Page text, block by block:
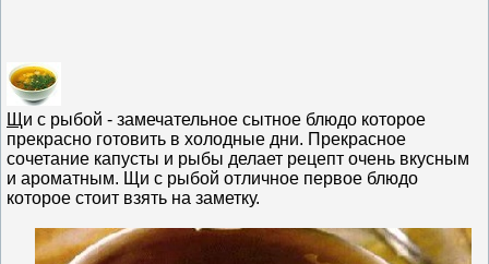
Щ и с рыбой - замечательное сытное блюдо которое
прекрасно готовить в холодные дни. Прекрасное
сочетание капусты и рыбы делает рецепт очень вкусным
и ароматным. Щи с рыбой отличное первое блюдо
которое стоит взять на заметку.